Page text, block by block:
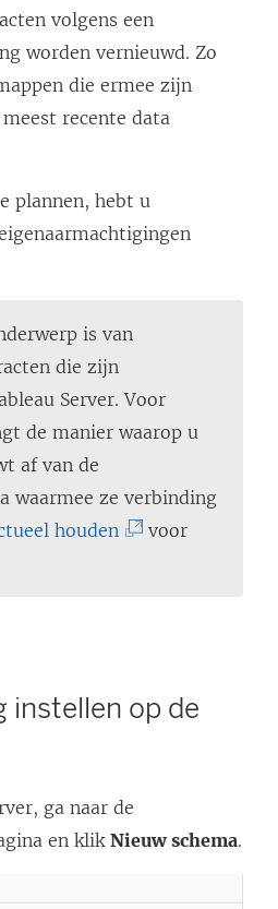
volgens een
worden vernieuwd. Zo
die ermee zijn
recente data
plannen, hebt u
is van
die zijn
Server. Voor
de manier waarop u
af van de
waarmee ze verbinding
houden
voor
instellen op de
ga naar de
en klikNieuw schema.